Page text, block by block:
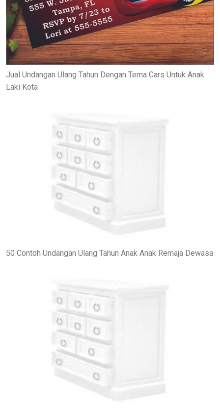
Jual Undangan Ulang Tahun Dengan Tema Cars Untuk Anak
Laki Kota
50 Contoh Undangan Ulang Tahun Anak Anak Remaja Dewasa